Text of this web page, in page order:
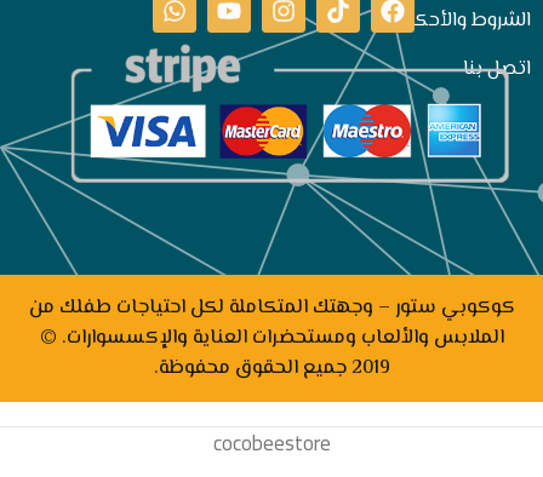
الشروط والأحكام
اتصل بنا
كوكوبي ستور – وجهتك المتكاملة لكل احتياجات طفلك من
الملابس والألعاب ومستحضرات العناية والإكسسوارات. ©
2019 جميع الحقوق محفوظة.
cocobeestore